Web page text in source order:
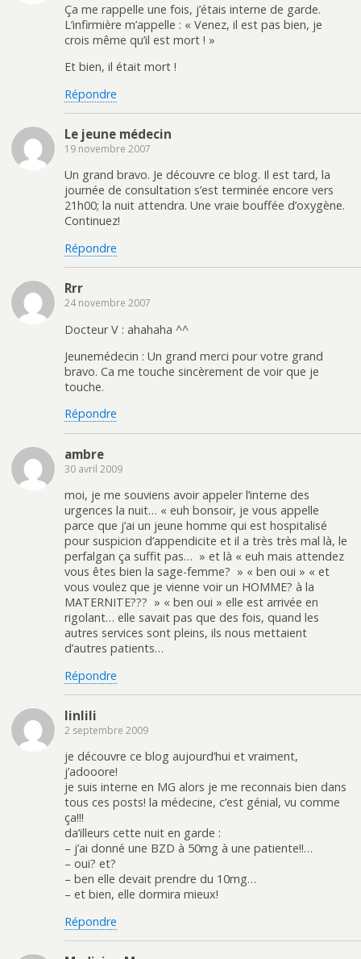
Ça me rappelle une fois, j’étais interne de garde.
L’infirmière m’appelle : « Venez, il est pas bien, je
crois même qu’il est mort ! »
Et bien, il était mort !
Répondre
Le jeune médecin
19 novembre 2007
Un grand bravo. Je découvre ce blog. Il est tard, la
journée de consultation s’est terminée encore vers
21h00; la nuit attendra. Une vraie bouffée d’oxygène.
Continuez!
Répondre
Rrr
24 novembre 2007
Docteur V : ahahaha ^^
Jeunemédecin : Un grand merci pour votre grand
bravo. Ca me touche sincèrement de voir que je
touche.
Répondre
ambre
30 avril 2009
moi, je me souviens avoir appeler l’interne des
urgences la nuit… « euh bonsoir, je vous appelle
parce que j’ai un jeune homme qui est hospitalisé
pour suspicion d’appendicite et il a très très mal là, le
perfalgan ça suffit pas… » et là « euh mais attendez
vous êtes bien la sage-femme? » « ben oui » « et
vous voulez que je vienne voir un HOMME? à la
MATERNITE??? » « ben oui » elle est arrivée en
rigolant… elle savait pas que des fois, quand les
autres services sont pleins, ils nous mettaient
d’autres patients…
Répondre
linlili
2 septembre 2009
je découvre ce blog aujourd’hui et vraiment,
j’adooore!
je suis interne en MG alors je me reconnais bien dans
tous ces posts! la médecine, c’est génial, vu comme
ça!!!
da’illeurs cette nuit en garde :
– j’ai donné une BZD à 50mg à une patiente!!…
– oui? et?
– ben elle devait prendre du 10mg…
– et bien, elle dormira mieux!
Répondre